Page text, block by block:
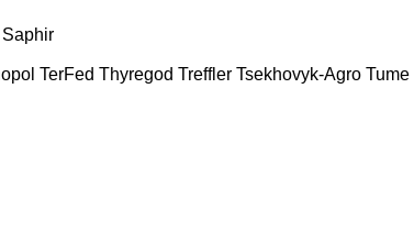
Saphir
TerFed Thyregod Treffler Tsekhovyk-Agro Tume